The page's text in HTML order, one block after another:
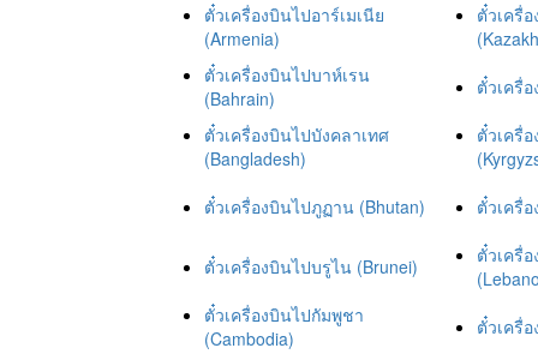
ตั๋วเครื่องบินไปอาร์เมเนีย
(Armenia)
ตั๋วเครื่
ตั๋วเครื่องบินไปบาห์เรน
(Bahrain)
ตั๋วเครื่
ตั๋วเครื่องบินไปบังคลาเทศ
(Bangladesh)
ตั๋วเครื่
ตั๋วเครื่องบินไปภูฏาน (Bhutan)
ตั๋วเครื่
ตั๋วเครื่องบินไปบรูไน (Brunei)
ตั๋วเครื่
ตั๋วเครื่องบินไปกัมพูชา
(Cambodia)
ตั๋วเครื่